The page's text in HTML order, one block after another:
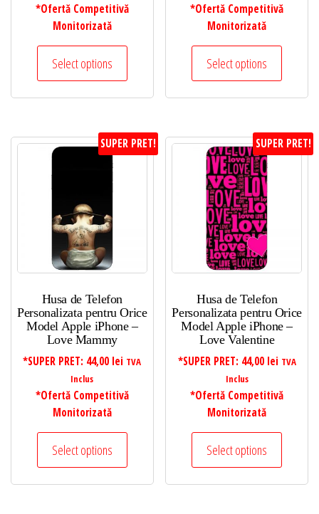
*Ofertă Competitivă
Monitorizată
Select options
*Ofertă Competitivă
Monitorizată
Select options
SUPER PRET!
Husa de Telefon
Personalizata pentru Orice
Model Apple iPhone –
Love Mammy
*SUPER PRET: 44,00 lei TVA
Inclus
*Ofertă Competitivă
Monitorizată
Select options
SUPER PRET!
Husa de Telefon
Personalizata pentru Orice
Model Apple iPhone –
Love Valentine
*SUPER PRET: 44,00 lei TVA
Inclus
*Ofertă Competitivă
Monitorizată
Select options